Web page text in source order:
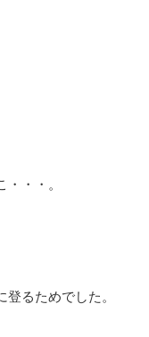
・・。
るためでした。